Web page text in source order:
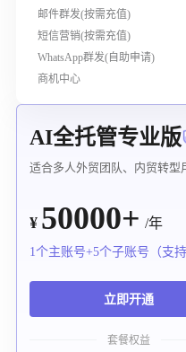
邮件群发(按需充值)
短信营销(按需充值)
WhatsApp群发(自助申请)
商机中心
AI全托管专业版
适合多人外贸团队、内贸转型
¥ 50000+ /年
1个主账号+5个子账号（支持
立即开通
套餐权益